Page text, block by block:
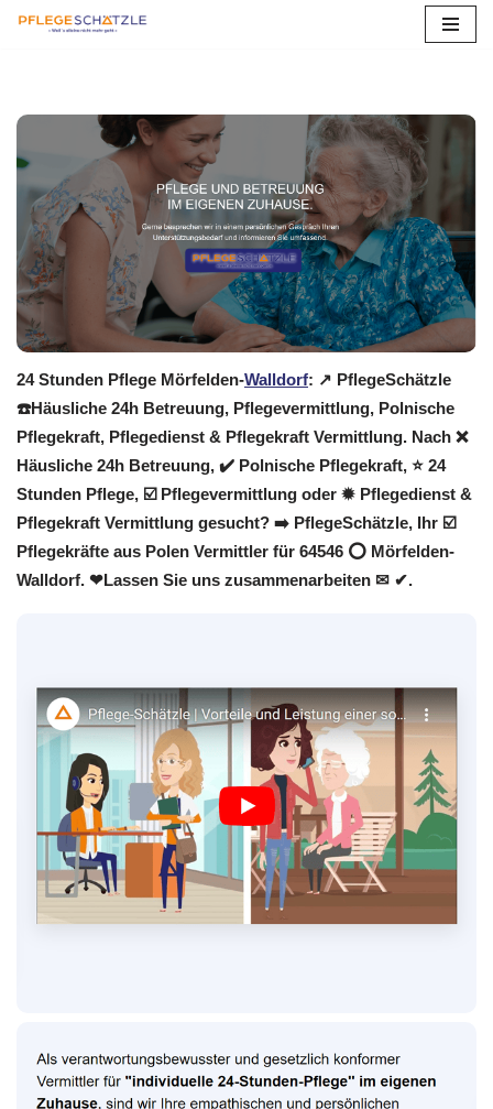
springen
24 Stunden Pflege Mörfelden-Walldorf: ↗️ PflegeSchätzle
☎️Häusliche 24h Betreuung, Pflegevermittlung, Polnische
Pflegekraft, Pflegedienst & Pflegekraft Vermittlung. Nach ❌
Häusliche 24h Betreuung, ✔️ Polnische Pflegekraft, ⭐ 24
Stunden Pflege, ☑️ Pflegevermittlung oder ✹ Pflegedienst &
Pflegekraft Vermittlung gesucht? ➡️ PflegeSchätzle, Ihr ☑️
Pflegekräfte aus Polen Vermittler für 64546 ⭕ Mörfelden-
Walldorf. ❤Lassen Sie uns zusammenarbeiten ✉ ✔.